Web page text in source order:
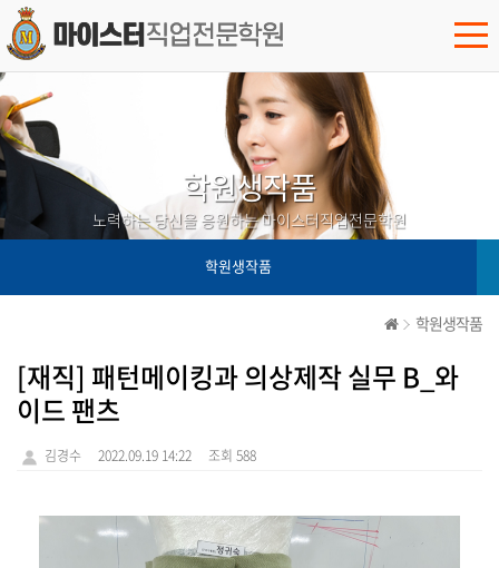
학원생작품
노력하는 당신을 응원하는 마이스터직업전문학원
학원생작품
학원생작품
[재직] 패턴메이킹과 의상제작 실무 B_와
이드 팬츠
김경수 2022.09.19 14:22 조회 588